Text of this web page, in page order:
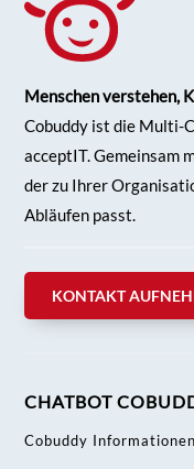
Menschen verstehen,
Cobuddy ist die Multi-
acceptIT. Gemeinsam
der zu Ihrer
Abläufen passt.
KONTAKT
CHATBOT
Cobuddy Informationen